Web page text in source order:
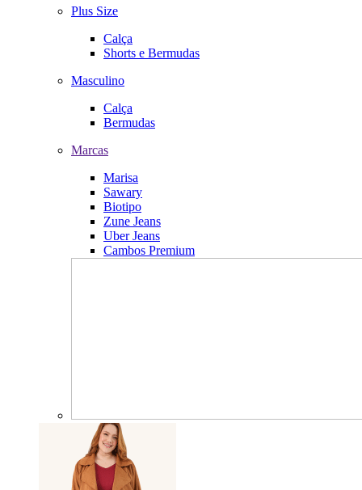
Plus Size
Calça
Shorts e Bermudas
Masculino
Calça
Bermudas
Marcas
Marisa
Sawary
Biotipo
Zune Jeans
Uber Jeans
Cambos Premium